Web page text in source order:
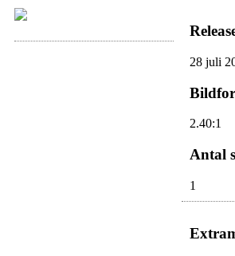
28 juli
2.40:1
Antal
1